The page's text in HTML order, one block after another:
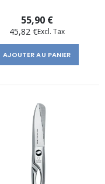
55,90 €
45,82 €
AJOUTER AU PANIER